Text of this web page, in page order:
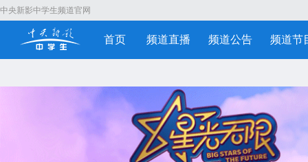
中央新影中学生频道官网
首页 频道直播 频道公告 频道节